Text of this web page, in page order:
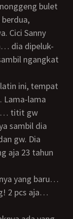
bulet
Cici Sanny
dia dipeluk-
ngangkat
Lama-lama
titit gw
sambil dia
gw. Dia
aja 23 tahun
2 pcs aja…